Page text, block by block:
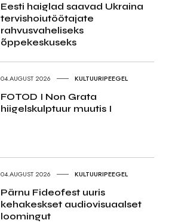
Eesti haiglad saavad Ukraina
tervishoiutöötajate
rahvusvaheliseks
õppekeskuseks
04.AUGUST 2026 KULTUURIPEEGEL
FOTOD I Non Grata
hiigelskulptuur muutis I
04.AUGUST 2026 KULTUURIPEEGEL
Pärnu Fideofest uuris
kehakeskset audiovisuaalset
loomingut